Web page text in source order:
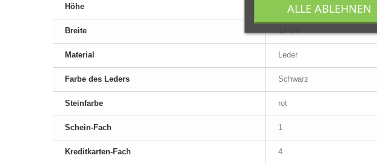
Höhe 7,5 cm
Breite 10 cm
Material Leder
Farbe des Leders Schwarz
Steinfarbe rot
Schein-Fach 1
Kreditkarten-Fach 4
ALLE ABLEHNEN